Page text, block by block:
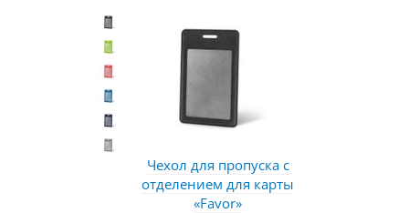
Чехол для пропуска с
отделением для карты
«Favor»